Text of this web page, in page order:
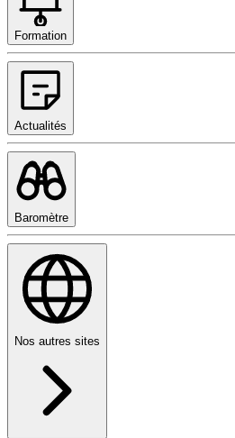
Formation
Actualités
Baromètre
Nos autres sites